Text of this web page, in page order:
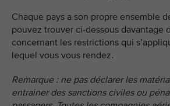
Chaque pays a son propre ensemble
pouvez trouver ci-dessous davantage
concernant les restrictions qui
lequel vous vous rendez.
Remarque : ne pas déclarer les
entrainer des sanctions civiles ou